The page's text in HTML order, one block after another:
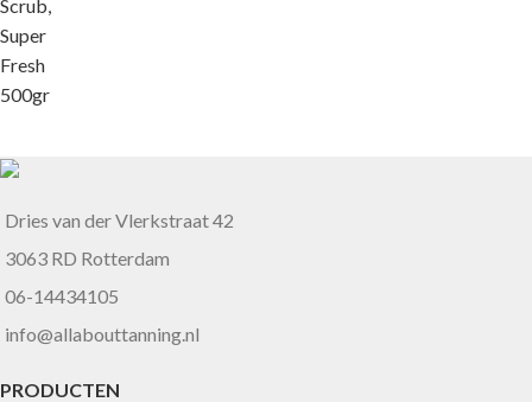
Dries van der Vlerkstraat 42
3063 RD Rotterdam
06-14434105
info@allabouttanning.nl
PRODUCTEN